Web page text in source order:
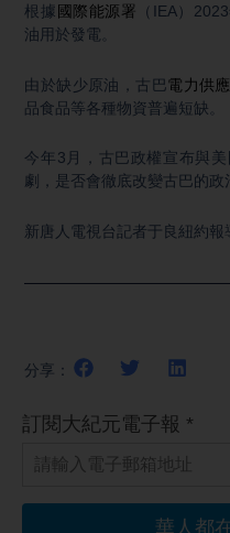
根據 國際能源署
（IEA）
油用於發電。
由於缺少原油，古巴電力供應
品食品等各種物資普遍短缺。
今年3月，古巴政權宣布與
劇，是否會徹底改變古巴的政
新唐人電視台記者于良紐約報
分享：